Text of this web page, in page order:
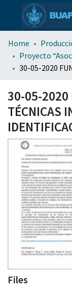
All of DSpace
Home
30-05-2020
TÉCNICAS
Files